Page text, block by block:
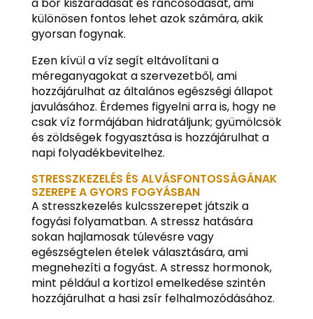
különösen fontos lehet azok számára, akik
gyorsan fogynak.
Ezen kívül a víz segít eltávolítani a
méreganyagokat a szervezetből, ami
hozzájárulhat az általános egészségi állapot
javulásához. Érdemes figyelni arra is, hogy ne
csak víz formájában hidratáljunk; gyümölcsök
és zöldségek fogyasztása is hozzájárulhat a
napi folyadékbevitelhez.
STRESSZKEZELÉS ÉS ALVÁSFONTOSSÁGÁNAK
SZEREPE A GYORS FOGYÁSBAN
A stresszkezelés kulcsszerepet játszik a
fogyási folyamatban. A stressz hatására
sokan hajlamosak túlevésre vagy
egészségtelen ételek választására, ami
megnehezíti a fogyást. A stressz hormonok,
mint például a kortizol emelkedése szintén
hozzájárulhat a hasi zsír felhalmozódásához.